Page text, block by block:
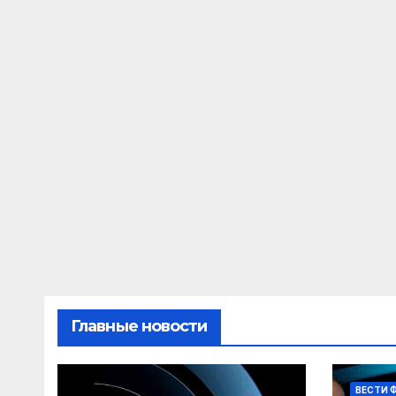
Главные новости
ВЕСТИ